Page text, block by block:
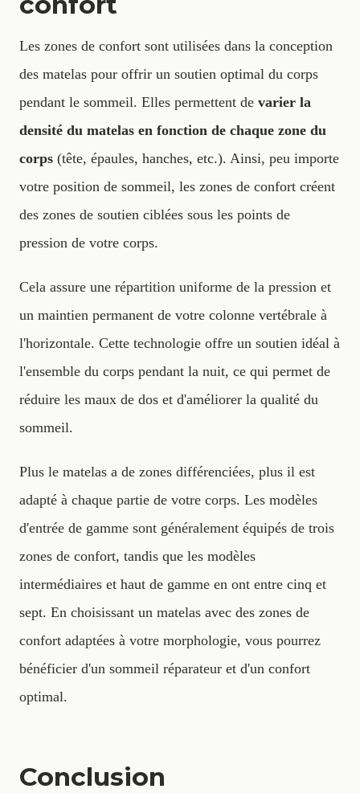
Les zones de confort sont utilisées dans la conception
des matelas pour offrir un soutien optimal du corps
pendant le sommeil. Elles permettent de varier la
densité du matelas en fonction de chaque zone du
corps (tête, épaules, hanches, etc.). Ainsi, peu importe
votre position de sommeil, les zones de confort créent
des zones de soutien ciblées sous les points de
pression de votre corps.
Cela assure une répartition uniforme de la pression et
un maintien permanent de votre colonne vertébrale à
l'horizontale. Cette technologie offre un soutien idéal à
l'ensemble du corps pendant la nuit, ce qui permet de
réduire les maux de dos et d'améliorer la qualité du
sommeil.
Plus le matelas a de zones différenciées, plus il est
adapté à chaque partie de votre corps. Les modèles
d'entrée de gamme sont généralement équipés de trois
zones de confort, tandis que les modèles
intermédiaires et haut de gamme en ont entre cinq et
sept. En choisissant un matelas avec des zones de
confort adaptées à votre morphologie, vous pourrez
bénéficier d'un sommeil réparateur et d'un confort
optimal.
Conclusion